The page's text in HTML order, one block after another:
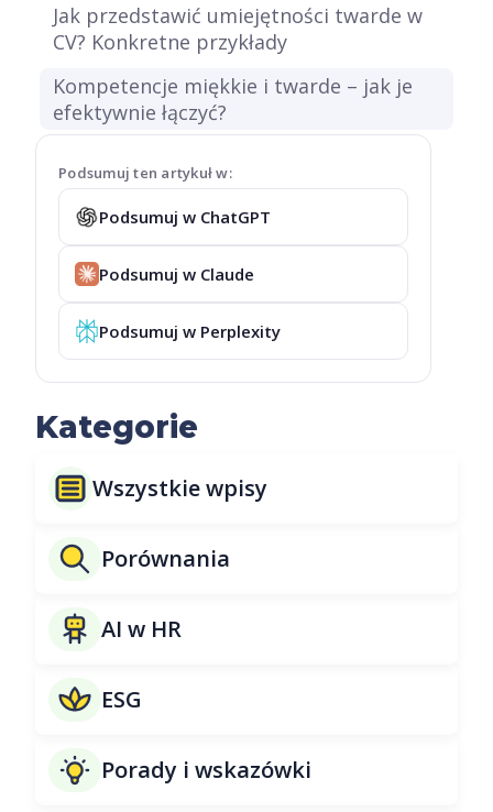
Podsumuj ten artykuł w:
Podsumuj w ChatGPT
Podsumuj w Claude
Podsumuj w Perplexity
Kategorie
Wszystkie wpisy
Porównania
AI w HR
ESG
Porady i wskazówki
Jak przedstawić umiejętności twarde w
CV? Konkretne przykłady
Kompetencje miękkie i twarde – jak je
efektywnie łączyć?